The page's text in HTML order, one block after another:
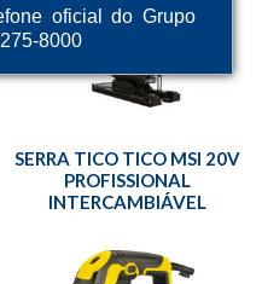
oficial do Grupo
8000
SERRA TICO TICO MSI 20V
PROFISSIONAL
INTERCAMBIÁVEL